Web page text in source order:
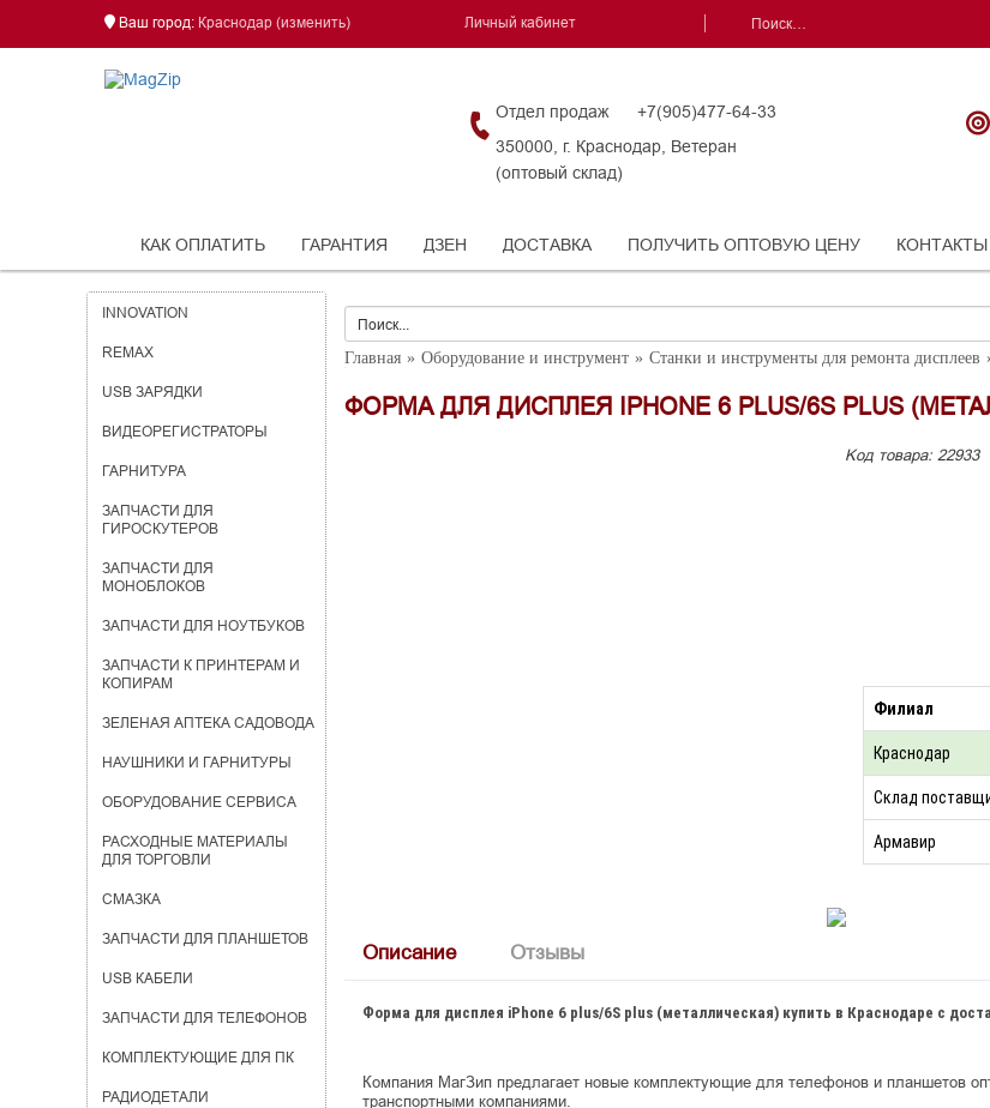
Ваш город: Краснодар (изменить) Личный кабинет
Отдел продаж +7(905)477-64-33
350000, г. Краснодар, Ветеран
(оптовый склад)
КАК ОПЛАТИТЬ ГАРАНТИЯ ДЗЕН ДОСТАВКА ПОЛУЧИТЬ ОПТОВУЮ ЦЕНУ КОНТАКТЫ
INNOVATION
REMAX
USB ЗАРЯДКИ
ВИДЕОРЕГИСТРАТОРЫ
ГАРНИТУРА
ЗАПЧАСТИ ДЛЯ
ГИРОСКУТЕРОВ
ЗАПЧАСТИ ДЛЯ
МОНОБЛОКОВ
ЗАПЧАСТИ ДЛЯ НОУТБУКОВ
ЗАПЧАСТИ К ПРИНТЕРАМ И
КОПИРАМ
ЗЕЛЕНАЯ АПТЕКА САДОВОДА
НАУШНИКИ И ГАРНИТУРЫ
ОБОРУДОВАНИЕ СЕРВИСА
РАСХОДНЫЕ МАТЕРИАЛЫ
ДЛЯ ТОРГОВЛИ
СМАЗКА
ЗАПЧАСТИ ДЛЯ ПЛАНШЕТОВ
USB КАБЕЛИ
ЗАПЧАСТИ ДЛЯ ТЕЛЕФОНОВ
КОМПЛЕКТУЮЩИЕ ДЛЯ ПК
РАДИОДЕТАЛИ
Главная
Оборудование и инструмент Станки и инструменты для ремонта дисплеев
ФОРМА ДЛЯ ДИСПЛЕЯ IPHONE 6 PLUS/6S PLUS
Kод товара:22933
Филиал
Краснодар
Склад
Армавир
Описание Отзывы
Форма для дисплея iPhone 6 plus/6S plus (металлическая) купить в Краснодаре с
Компания МагЗип предлагает новые комплектующие для телефонов и планшетов
транспортными компаниями.